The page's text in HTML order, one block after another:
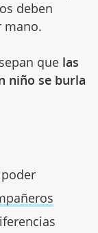
deben
mano.
quelas
niño se burla